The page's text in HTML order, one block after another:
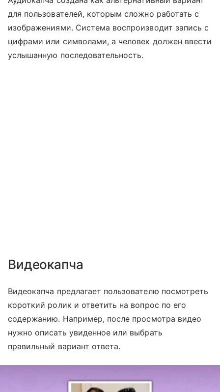
для пользователей, которым сложно работать с
изображениями. Система воспроизводит запись с
цифрами или символами, а человек должен ввести
услышанную последовательность.
Видеокапча
Видеокапча предлагает пользователю посмотреть
короткий ролик и ответить на вопрос по его
содержанию. Например, после просмотра видео
нужно описать увиденное или выбрать
правильный вариант ответа.